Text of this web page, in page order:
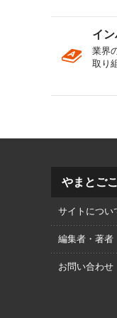
イ
業界
取り
やまとご
サイトについ
編集者・著者
お問い合わせ